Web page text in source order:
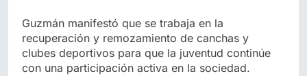
Guzmán manifestó que se trabaja en la
recuperación y remozamiento de canchas y
clubes deportivos para que la juventud continúe
con una participación activa en la sociedad.